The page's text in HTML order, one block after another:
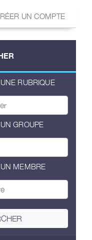
UN COMPTE
RUBRIQUE
GROUPE
MEMBRE